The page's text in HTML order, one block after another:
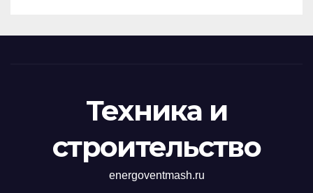
Техника и
строительство
energoventmash.ru